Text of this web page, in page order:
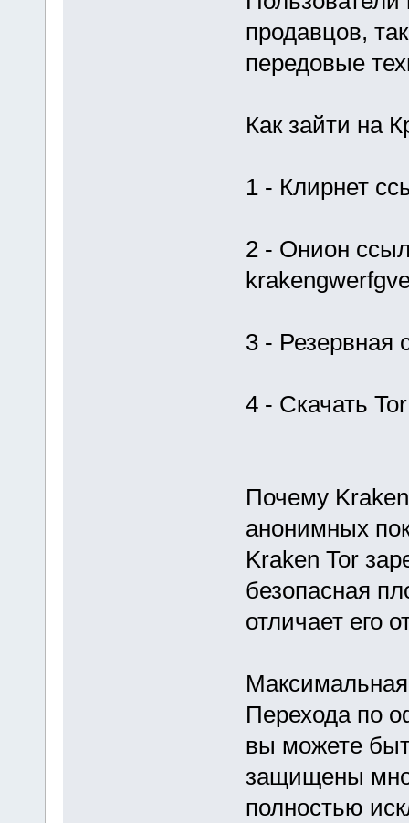
продавцов,
передовые
Как зайти на
1 - Клирнет
2 - Онион
3 - Резервная
4 - Скачать
Почему
анонимных
Kraken Tor
безопасная
отличает его
Перехода по
вы можете
защищены
полностью